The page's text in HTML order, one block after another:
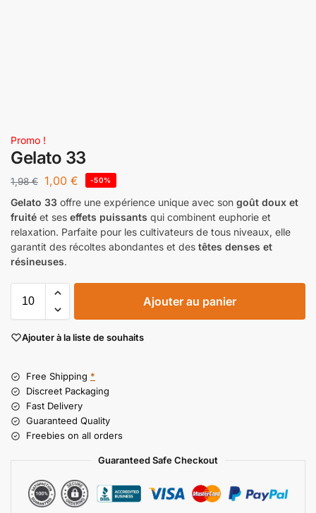
Promo !
Gelato 33
1,98€ 1,00 € -50%
Gelato 33 offre une expérience unique avec son goût doux et
fruité et ses effets puissants qui combinent euphorie et
relaxation. Parfaite pour les cultivateurs de tous niveaux, elle
garantit des récoltes abondantes et des têtes denses et
résineuses.
Ajouter au panier
Ajouter à la liste de souhaits
Free Shipping *
Discreet Packaging
Fast Delivery
Guaranteed Quality
Freebies on all orders
Guaranteed Safe Checkout